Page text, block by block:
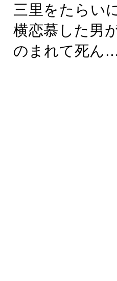
三里をたらい
横恋慕した男
のまれて死ん